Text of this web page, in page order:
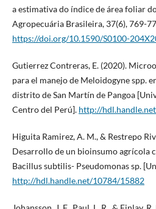
a estimativa do índice de área foliar
Agropecuária Brasileira, 37(6), 769-
https://doi.org/10.1590/S0100-
Gutierrez Contreras, E. (2020).
para el manejo de Meloidogyne spp.
distrito de San Martín de Pangoa
Centro del Perú]. http://
Higuita Ramirez, A. M., & Restrepo
Desarrollo de un bioinsumo agrícola
Bacillus subtilis- Pseudomonas sp.
http://hdl.handle.net/10784/15882